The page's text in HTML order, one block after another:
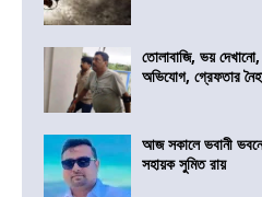
তোলাবাজি, ভয়
অভিযোগ, গ্রেফতার
আজ সকালে ভবানী
সহায়ক সুমিত রায়